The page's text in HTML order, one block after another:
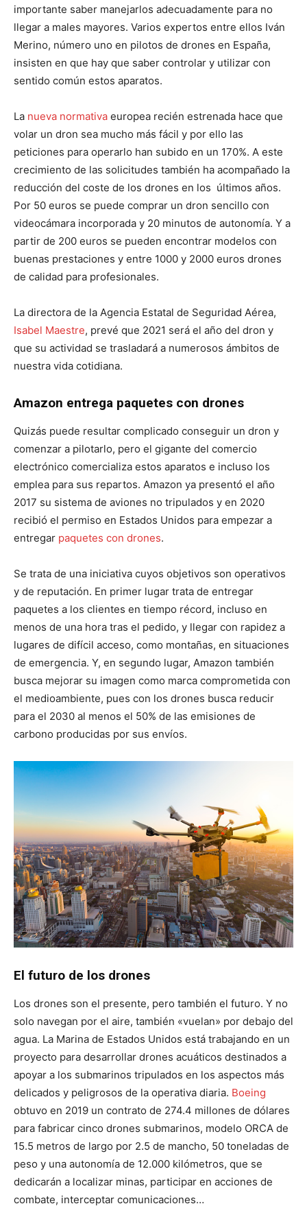
importante saber manejarlos adecuadamente para no
llegar a males mayores. Varios expertos entre ellos Iván
Merino, número uno en pilotos de drones en España,
insisten en que hay que saber controlar y utilizar con
sentido común estos aparatos.
La nueva normativa europea recién estrenada hace que
volar un dron sea mucho más fácil y por ello las
peticiones para operarlo han subido en un 170%. A este
crecimiento de las solicitudes también ha acompañado la
reducción del coste de los drones en los últimos años.
Por 50 euros se puede comprar un dron sencillo con
videocámara incorporada y 20 minutos de autonomía. Y a
partir de 200 euros se pueden encontrar modelos con
buenas prestaciones y entre 1000 y 2000 euros drones
de calidad para profesionales.
La directora de la Agencia Estatal de Seguridad Aérea,
Isabel Maestre, prevé que 2021 será el año del dron y
que su actividad se trasladará a numerosos ámbitos de
nuestra vida cotidiana.
Amazon entrega paquetes con drones
Quizás puede resultar complicado conseguir un dron y
comenzar a pilotarlo, pero el gigante del comercio
electrónico comercializa estos aparatos e incluso los
emplea para sus repartos. Amazon ya presentó el año
2017 su sistema de aviones no tripulados y en 2020
recibió el permiso en Estados Unidos para empezar a
entregar paquetes con drones.
Se trata de una iniciativa cuyos objetivos son operativos
y de reputación. En primer lugar trata de entregar
paquetes a los clientes en tiempo récord, incluso en
menos de una hora tras el pedido, y llegar con rapidez a
lugares de difícil acceso, como montañas, en situaciones
de emergencia. Y, en segundo lugar, Amazon también
busca mejorar su imagen como marca comprometida con
el medioambiente, pues con los drones busca reducir
para el 2030 al menos el 50% de las emisiones de
carbono producidas por sus envíos.
El futuro de los drones
Los drones son el presente, pero también el futuro. Y no
solo navegan por el aire, también «vuelan» por debajo del
agua. La Marina de Estados Unidos está trabajando en un
proyecto para desarrollar drones acuáticos destinados a
apoyar a los submarinos tripulados en los aspectos más
delicados y peligrosos de la operativa diaria. Boeing
obtuvo en 2019 un contrato de 274.4 millones de dólares
para fabricar cinco drones submarinos, modelo ORCA de
15.5 metros de largo por 2.5 de mancho, 50 toneladas de
peso y una autonomía de 12.000 kilómetros, que se
dedicarán a localizar minas, participar en acciones de
combate, interceptar comunicaciones…